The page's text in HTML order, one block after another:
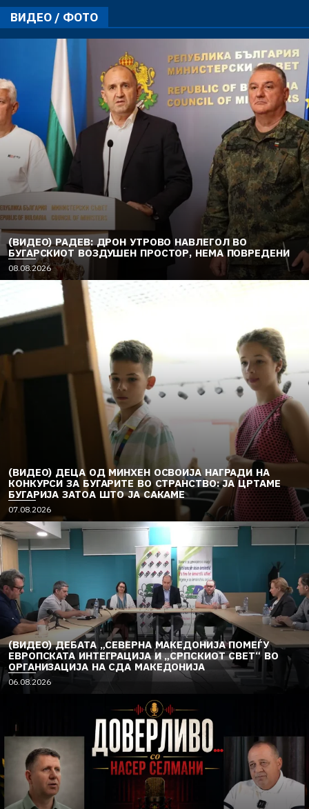
ВИДЕО / ФОТО
(ВИДЕО) РАДЕВ: ДРОН УТРОВО НАВЛЕГОЛ ВО
БУГАРСКИОТ ВОЗДУШЕН ПРОСТОР, НЕМА ПОВРЕДЕНИ
08.08.2026
(ВИДЕО) ДЕЦА ОД МИНХЕН ОСВОИЈА НАГРАДИ НА
КОНКУРСИ ЗА БУГАРИТЕ ВО СТРАНСТВО: ЈА ЦРТАМЕ
БУГАРИЈА ЗАТОА ШТО ЈА САКАМЕ
07.08.2026
(ВИДЕО) ДЕБАТА „СЕВЕРНА МАКЕДОНИЈА ПОМЕЃУ
ЕВРОПСКАТА ИНТЕГРАЦИЈА И „СРПСКИОТ СВЕТ“ ВО
ОРГАНИЗАЦИЈА НА СДА МАКЕДОНИЈА
06.08.2026